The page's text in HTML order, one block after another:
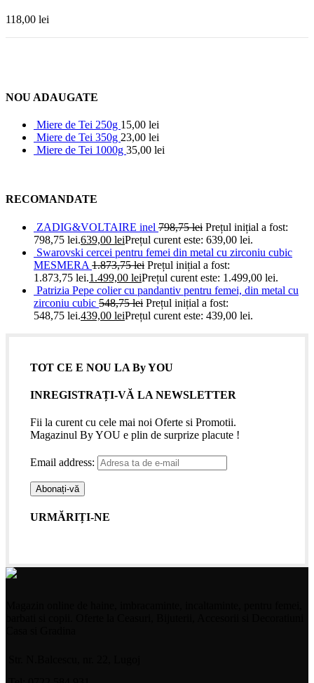
118,00 lei
NOU ADAUGATE
Miere de Tei 250g 15,00 lei
Miere de Tei 350g 23,00 lei
Miere de Tei 1000g 35,00 lei
RECOMANDATE
ZADIG&VOLTAIRE inel 798,75lei Prețul inițial a fost:
798,75 lei.639,00 leiPrețul curent este: 639,00 lei.
Swarovski cercei pentru femei din metal cu zirconiu cubic
MESMERA 1.873,75lei Prețul inițial a fost:
1.873,75 lei.1.499,00 leiPrețul curent este: 1.499,00 lei.
Patrizia Pepe colier cu pandantiv pentru femei, din metal cu
zirconiu cubic 548,75lei Prețul inițial a fost:
548,75 lei.439,00 leiPrețul curent este: 439,00 lei.
TOT CE E NOU LA By YOU
INREGISTRAȚI-VĂ LA NEWSLETTER
Fii la curent cu cele mai noi Oferte si Promotii.
Magazinul By YOU e plin de surprize placute !
Email address:
URMĂRIȚI-NE